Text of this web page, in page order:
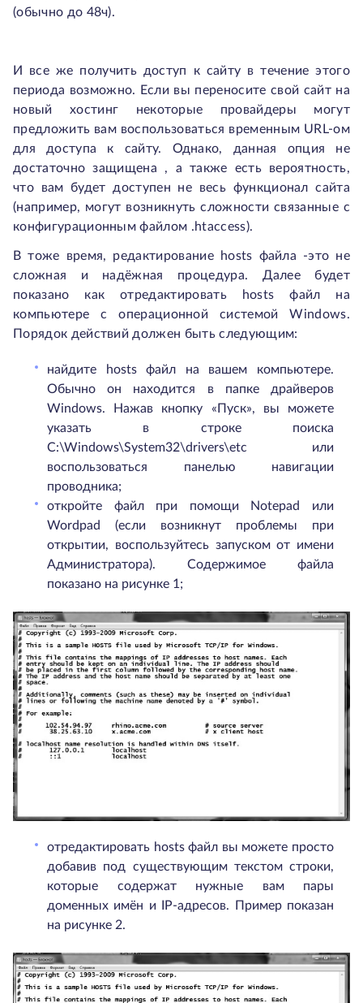
(обычно до 48ч).
И все же получить доступ к сайту в течение этого
периода возможно. Если вы переносите свой сайт на
новый хостинг некоторые провайдеры могут
предложить вам воспользоваться временным URL-ом
для доступа к сайту. Однако, данная опция не
достаточно защищена , а также есть вероятность,
что вам будет доступен не весь функционал сайта
(например, могут возникнуть сложности связанные с
конфигурационным файлом .htaccess).
В тоже время, редактирование hosts файла -это не
сложная и надёжная процедура. Далее будет
показано как отредактировать hosts файл на
компьютере с операционной системой Windows.
Порядок действий должен быть следующим:
найдите hosts файл на вашем компьютере.
Обычно он находится в папке драйверов
Windows. Нажав кнопку «Пуск», вы можете
указать в строке поиска
C:\Windows\System32\drivers\etc или
воспользоваться панелью навигации
проводника;
откройте файл при помощи Notepad или
Wordpad (если возникнут проблемы при
открытии, воспользуйтесь запуском от имени
Администратора). Содержимое файла
показано на рисунке 1;
отредактировать hosts файл вы можете просто
добавив под существующим текстом строки,
которые содержат нужные вам пары
доменных имён и IP-адресов. Пример показан
на рисунке 2.